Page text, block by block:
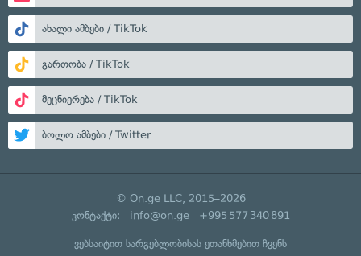
ახალი ამბები / TikTok
გართობა / TikTok
მეცნიერება / TikTok
ბოლო ამბები / Twitter
© On.ge LLC, 2015–2026
კონტაქტი: info@on.ge +995 577 340 891
ვებსაიტით სარგებლობისას ეთანხმებით ჩვენს